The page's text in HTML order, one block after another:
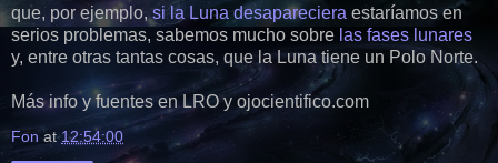
que, por ejemplo, si la Luna desapareciera estaríamos en
serios problemas, sabemos mucho sobre las fases lunares
y, entre otras tantas cosas, que la Luna tiene un Polo Norte.
Más info y fuentes en LRO y ojocientifico.com
Fon at12:54:00